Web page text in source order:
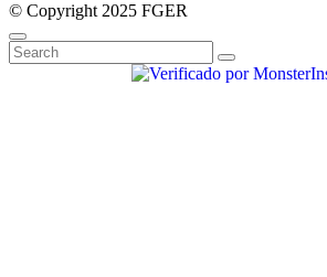
© Copyright 2025 FGER